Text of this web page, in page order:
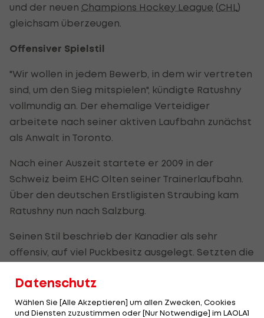
und der neuen Champions Hockey League (CHL )
gleichsam überzeugen.
Offensiver Spielstil
"Wir wollen in jedem Bewerb, in dem wir vertreten
sind, um den Sieg mitspielen", kündigte Ratushny
vollmundig an. Der ehemalige Verteidiger
arbeitete nach seiner aktiven Laufbahn zunächst
als Anwalt in Toronto.
Nach einer Auszeit startete er 2009 in der
Schweiz beim EHC Olten seiner Trainerlaufbahn.
Über den deutschen Erstligisten Straubing kam
Ratushny nun nach Salzburg.
Seinen Stil beschrieb der Kanadier als sehr
offensiv, auf viel Puckbesitz ausgelegt. Setzten die
Jugend bzw. Routine, spielt dieses Kriterium für ihn
keine Rolle.
Datenschutz
Wählen Sie [Alle Akzeptieren] um allen Zwecken, Cookies
und Diensten zuzustimmen oder [Nur Notwendige] im LAOLA1